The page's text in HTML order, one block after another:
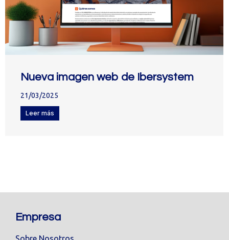
Nueva imagen web de Ibersystem
21/03/2025
Leer más
Empresa